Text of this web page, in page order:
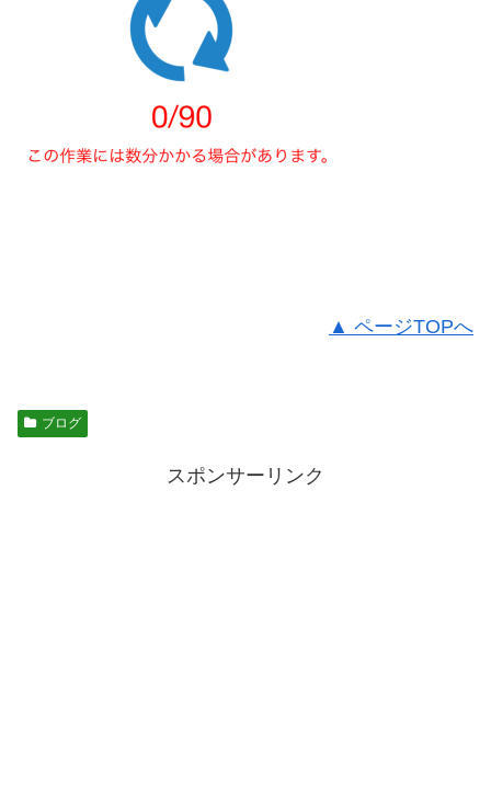
▲ ページTOPへ
ブログ
スポンサーリンク